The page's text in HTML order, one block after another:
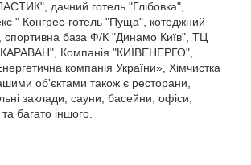
дачний готель "Глібовка",
" Конгрес-готель "Пуща", котеджний
спортивна база Ф/К "Динамо Київ", ТЦ
Компанія "КИЇВЕНЕРГО",
компанія України», Хімчистка
об'єктами також є ресторани,
заклади, сауни, басейни, офіси,
багато іншого.